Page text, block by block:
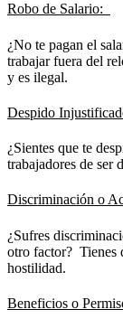
Robo de Salario:
¿No te pagan el
trabajar fuera del
y es ilegal.
Despido
¿Sientes que te
trabajadores de ser
Discriminación o
¿Sufres
otro factor? Tienes
hostilidad.
Beneficios o